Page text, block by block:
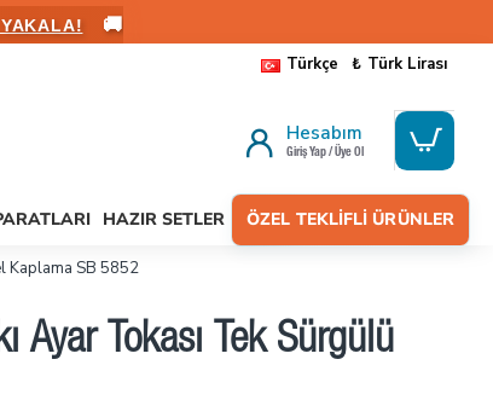
🚚
Türkçe ₺ Türk Lirası
Hesabım
Giriş Yap / Üye Ol
HAZIR SETLER ÖZEL TEKLIFLI ÜRÜNLER
Kaplama SB 5852
Ayar Tokası Tek Sürgülü